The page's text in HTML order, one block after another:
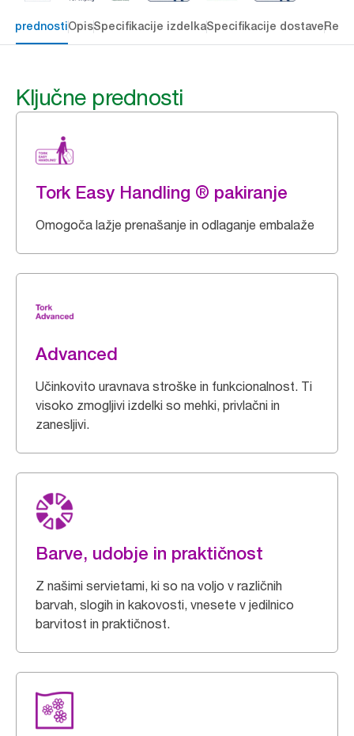
prednostiOpisSpecifikacije izdelkaSpecifikacije dostave
Ključne prednosti
Tork Easy Handling ® pakiranje
Omogoča lažje prenašanje in odlaganje embalaže
Advanced
Učinkovito uravnava stroške in funkcionalnost. Ti
visoko zmogljivi izdelki so mehki, privlačni in
zanesljivi.
Barve, udobje in praktičnost
Z našimi servietami, ki so na voljo v različnih
barvah, slogih in kakovosti, vnesete v jedilnico
barvitost in praktičnost.